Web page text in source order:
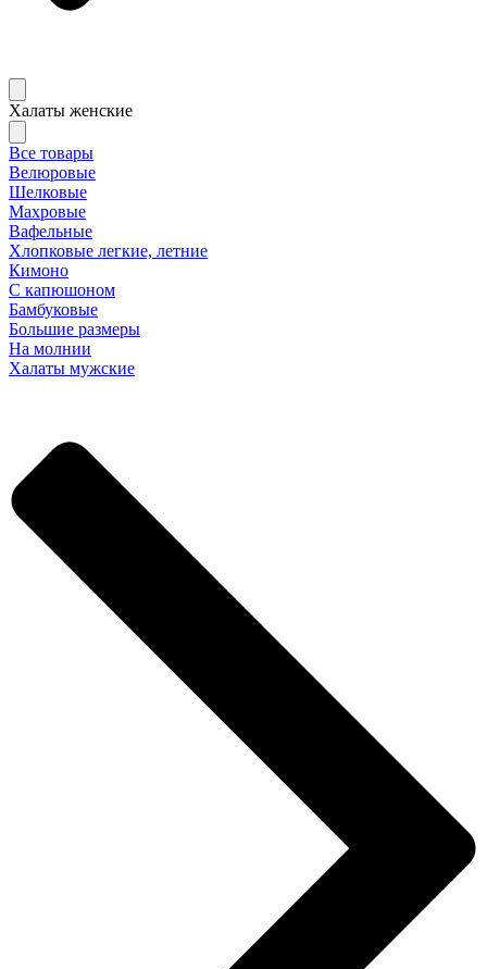
Халаты женские
Все товары
Велюровые
Шелковые
Махровые
Вафельные
Хлопковые легкие, летние
Кимоно
С капюшоном
Бамбуковые
Большие размеры
На молнии
Халаты мужские